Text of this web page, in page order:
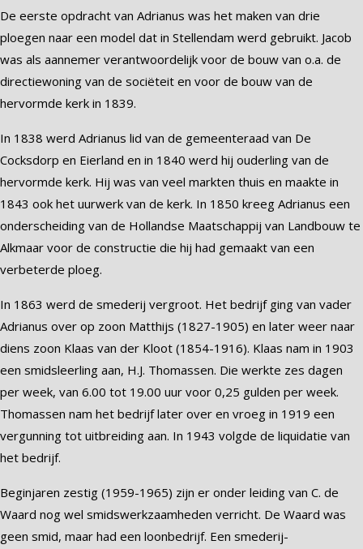
De eerste opdracht van Adrianus was het maken van drie
ploegen naar een model dat in Stellendam werd gebruikt. Jacob
was als aannemer verantwoordelijk voor de bouw van o.a. de
directiewoning van de sociëteit en voor de bouw van de
hervormde kerk in 1839.
In 1838 werd Adrianus lid van de gemeenteraad van De
Cocksdorp en Eierland en in 1840 werd hij ouderling van de
hervormde kerk. Hij was van veel markten thuis en maakte in
1843 ook het uurwerk van de kerk. In 1850 kreeg Adrianus een
onderscheiding van de Hollandse Maatschappij van Landbouw te
Alkmaar voor de constructie die hij had gemaakt van een
verbeterde ploeg.
In 1863 werd de smederij vergroot. Het bedrijf ging van vader
Adrianus over op zoon Matthijs (1827-1905) en later weer naar
diens zoon Klaas van der Kloot (1854-1916). Klaas nam in 1903
een smidsleerling aan, H.J. Thomassen. Die werkte zes dagen
per week, van 6.00 tot 19.00 uur voor 0,25 gulden per week.
Thomassen nam het bedrijf later over en vroeg in 1919 een
vergunning tot uitbreiding aan. In 1943 volgde de liquidatie van
het bedrijf.
Beginjaren zestig (1959-1965) zijn er onder leiding van C. de
Waard nog wel smidswerkzaamheden verricht. De Waard was
geen smid, maar had een loonbedrijf. Een smederij-